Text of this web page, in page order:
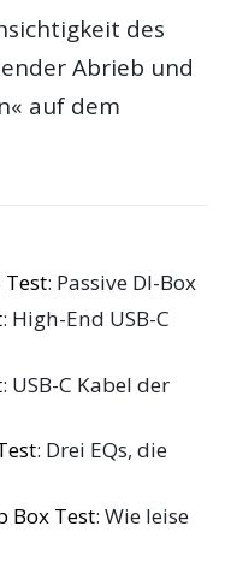
des
Abrieb und
auf dem
Test: Passive DI-Box
: High-End USB-C
: USB-C Kabel der
: Drei EQs, die
Box Test: Wie leise